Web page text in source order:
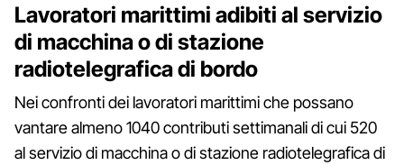
Lavoratori marittimi adibiti al servizio
di macchina o di stazione
radiotelegrafica di bordo
Nei confronti dei lavoratori marittimi che possano
vantare almeno 1040 contributi settimanali di cui 520
al servizio di macchina o di stazione radiotelegrafica di